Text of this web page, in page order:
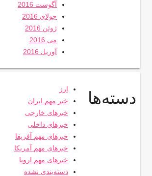
آگوست 2016
جولای 2016
ژوئن 2016
می 2016
آوریل 2016
دسته‌ها
ارز
خبر مهم ایران
خبرهای خارجی
خبرهای داخلی
خبرهای مهم آفریقا
خبرهای مهم آمریکا
خبرهای مهم اروپا
دسته‌بندی نشده